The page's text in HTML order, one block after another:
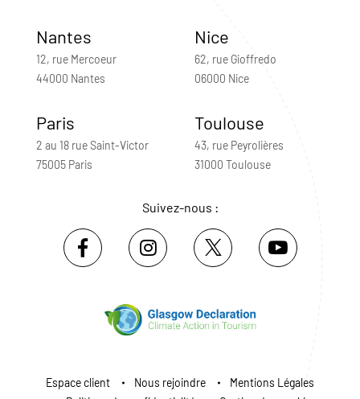
Nantes
12, rue Mercoeur
44000 Nantes
Nice
62, rue Gioffredo
06000 Nice
Paris
2 au 18 rue Saint-Victor
75005 Paris
Toulouse
43, rue Peyrolières
31000 Toulouse
Suivez-nous :
Espace client Nous rejoindre
Mentions Légales